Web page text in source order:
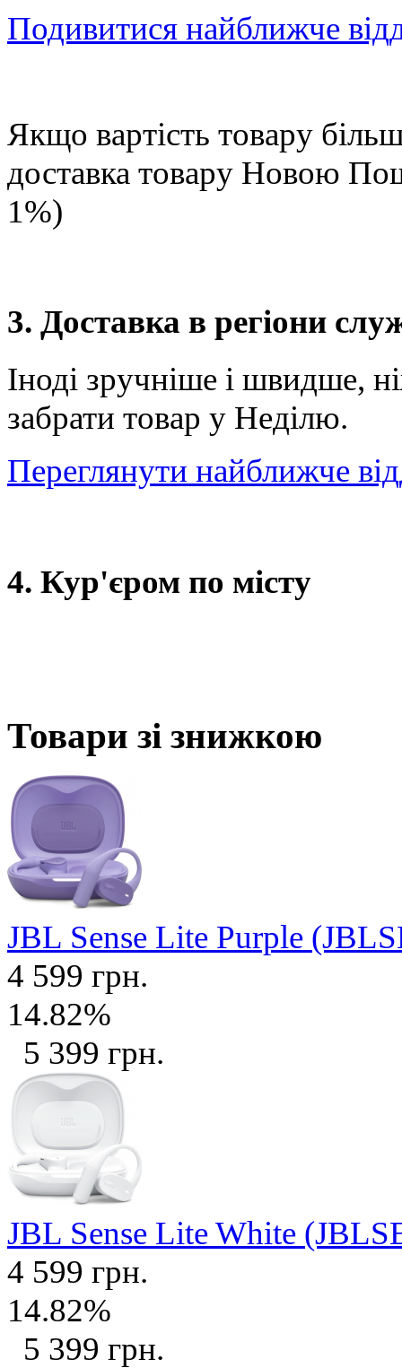
Подивитися найближче
Якщо вартість товару
доставка товару Новою
1%)
3. Доставка в регіони
Іноді зручніше і швидше,
забрати товар у Неділю.
Переглянути найближче
4. Кур'єром по місту
Товари зі знижкою
JBL Sense Lite Purple
4 599 грн.
14.82%
5 399 грн.
JBL Sense Lite White
4 599 грн.
14.82%
5 399 грн.